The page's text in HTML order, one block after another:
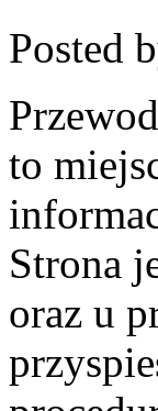
Posted
to
Strona
oraz u